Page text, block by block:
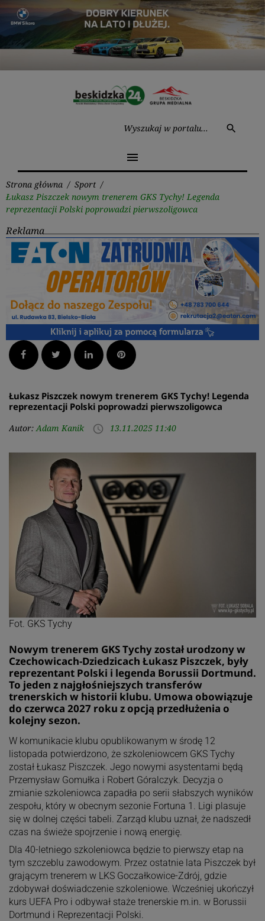
Przejdź
treści
search
menu
Strona główna / Sport /
Łukasz Piszczek nowym trenerem GKS Tychy! Legenda
reprezentacji Polski poprowadzi pierwszoligowca
Reklama
Facebook Twitter LinkedInPinterest
Łukasz Piszczek nowym trenerem GKS Tychy! Legenda
reprezentacji Polski poprowadzi pierwszoligowca
Autor: Adam Kanik access_time 13.11.2025 11:40
Fot. GKS Tychy
Nowym trenerem GKS Tychy został urodzony w
Czechowicach-Dziedzicach Łukasz Piszczek, były
reprezentant Polski i legenda Borussii Dortmund.
To jeden z najgłośniejszych transferów
trenerskich w historii klubu. Umowa obowiązuje
do czerwca 2027 roku z opcją przedłużenia o
kolejny sezon.
W komunikacie klubu opublikowanym w środę 12
listopada potwierdzono, że szkoleniowcem GKS Tychy
został Łukasz Piszczek. Jego nowymi asystentami będą
Przemysław Gomułka i Robert Góralczyk. Decyzja o
zmianie szkoleniowca zapadła po serii słabszych wyników
zespołu, który w obecnym sezonie Fortuna 1. Ligi plasuje
się w dolnej części tabeli. Zarząd klubu uznał, że nadszedł
czas na świeże spojrzenie i nową energię.
Dla 40-letniego szkoleniowca będzie to pierwszy etap na
tym szczeblu zawodowym. Przez ostatnie lata Piszczek był
grającym trenerem w LKS Goczałkowice-Zdrój, gdzie
zdobywał doświadczenie szkoleniowe. Wcześniej ukończył
kurs UEFA Pro i odbywał staże trenerskie m.in. w Borussii
Dortmund i Reprezentacji Polski.